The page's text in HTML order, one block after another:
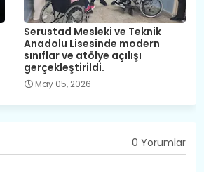
​Serustad Mesleki ve Teknik
Anadolu Lisesinde modern
sınıflar ve atölye açılışı
gerçekleştirildi.
May 05, 2026
0 Yorumlar